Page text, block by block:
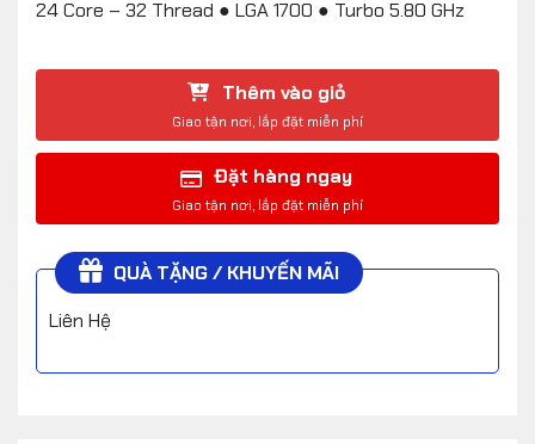
24 Core – 32 Thread ● LGA 1700 ● Turbo 5.80 GHz
Thêm vào giỏ
Đặt hàng ngay
QUÀ TẶNG / KHUYẾN MÃI
Liên Hệ